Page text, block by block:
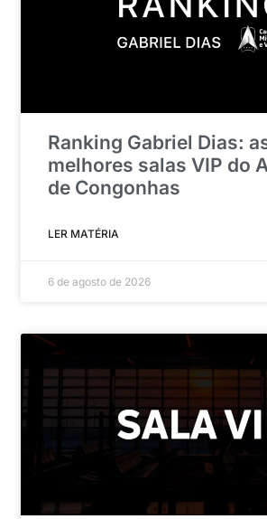
Ranking Gabriel Dias:
melhores salas VIP do
de Congonhas
LER MATÉRIA
6 de agosto de 2026